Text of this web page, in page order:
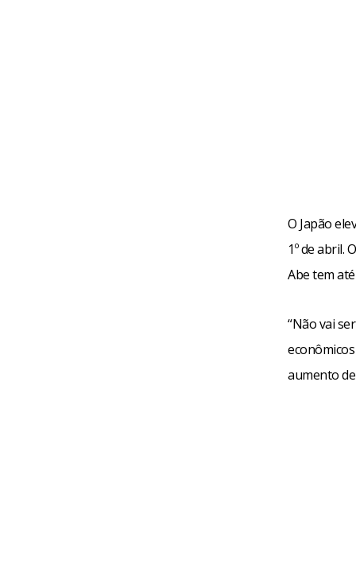
O Japão
1º de abril.
Abe tem
“Não vai
aumento de